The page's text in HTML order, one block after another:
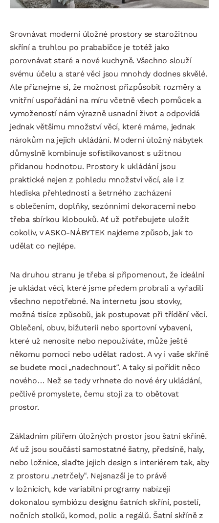
Srovnávat moderní úložné prostory se starožitnou
skříní a truhlou po prababičce je totéž jako
porovnávat staré a nové kuchyně. Všechno slouží
svému účelu a staré věci jsou mnohdy dodnes skvělé.
Ale přiznejme si, že možnost přizpůsobit rozměry a
vnitřní uspořádání na míru včetně všech pomůcek a
vymožeností nám výrazně usnadní život a odpovídá
jednak většímu množství věcí, které máme, jednak
nárokům na jejich ukládání. Moderní úložný nábytek
důmyslně kombinuje sofistikovanost s užitnou
přidanou hodnotou. Prostory k ukládání jsou
praktické nejen z pohledu množství věcí, ale i z
hlediska přehlednosti a šetrného zacházení
s oblečením, doplňky, sezónními dekoracemi nebo
třeba sbírkou klobouků. Ať už potřebujete uložit
cokoliv, v ASKO-NÁBYTEK najdeme způsob, jak to
udělat co nejlépe.
Na druhou stranu je třeba si připomenout, že ideální
je ukládat věci, které jsme předem probrali a vyřadili
všechno nepotřebné. Na internetu jsou stovky,
možná tisíce způsobů, jak postupovat při třídění věcí.
Oblečení, obuv, bižuterii nebo sportovní vybavení,
které už nenosíte nebo nepoužíváte, může ještě
někomu pomoci nebo udělat radost. A vy i vaše skříně
se budete moci „nadechnout“. A taky si pořídit něco
nového… Než se tedy vrhnete do nové éry ukládání,
pečlivě promyslete, čemu stojí za to obětovat
prostor.
Základním pilířem úložných prostor jsou šatní skříně.
Ať už jsou součástí samostatné šatny, předsíně, haly,
nebo ložnice, slaďte jejich design s interiérem tak, aby
z prostoru „netrčely“. Nejsnazší je to právě
v ložnicích, kde variabilní programy nabízejí
dokonalou symbiózu designu šatních skříní, postelí,
nočních stolků, komod, polic a regálů. Šatní skříně z